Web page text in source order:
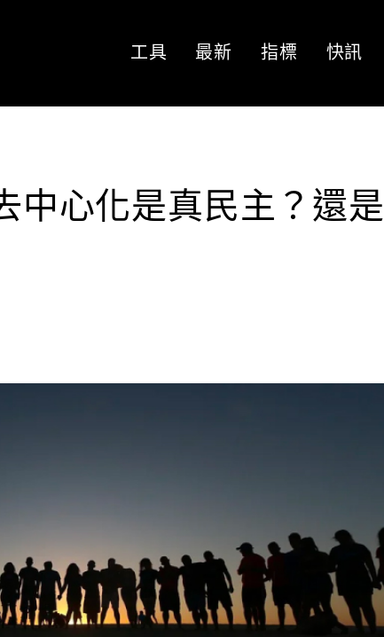
工具 最新 指標 快訊
中心化是真民主？還是